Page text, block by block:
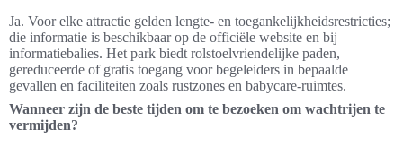
Ja. Voor elke attractie gelden lengte- en toegankelijkheidsrestricties;
die informatie is beschikbaar op de officiële website en bij
informatiebalies. Het park biedt rolstoelvriendelijke paden,
gereduceerde of gratis toegang voor begeleiders in bepaalde
gevallen en faciliteiten zoals rustzones en babycare-ruimtes.
Wanneer zijn de beste tijden om te bezoeken om wachtrijen te
vermijden?